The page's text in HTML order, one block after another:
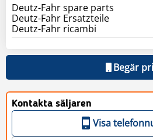
Deutz-Fahr spare parts
Deutz-Fahr Ersatzteile
Deutz-Fahr ricambi
Begär
Kontakta säljaren
Visa